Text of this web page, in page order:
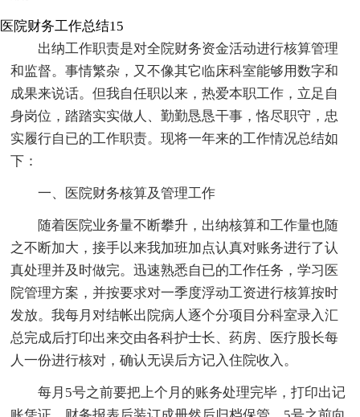
医院财务工作总结15
出纳工作职责是对全院财务资金活动进行核算管理
和监督。事情繁杂，又不像其它临床科室能够用数字和
成果来说话。但我自任职以来，热爱本职工作，立足自
身岗位，踏踏实实做人、勤勤恳恳干事，恪尽职守，忠
实履行自已的工作职责。现将一年来的工作情况总结如
下：
一、医院财务核算及管理工作
随着医院业务量不断攀升，出纳核算和工作量也随
之不断加大，接手以来我加班加点认真对账务进行了认
真处理并及时做完。迅速熟悉自已的工作任务，学习医
院管理方案，并按要求对一季度浮动工资进行核算按时
发放。我每月对结帐出院病人逐个分项目分科室录入汇
总完成后打印出来交由各科护士长、药房、医疗股长每
人一份进行核对，确认无误后方记入住院收入。
每月5号之前要把上个月的账务处理完毕，打印出记